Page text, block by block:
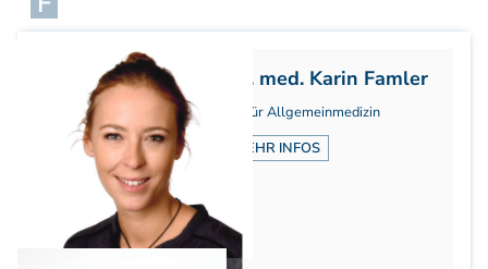
Aufbaukurs Modul 8
Fortbildung & Zusatzkurse
Refresherkurse Manuelle Medizin
Kinesio-Sport-Taping
Krankengymnastik am Gerät
CMD
PNE - Pain Neuroscience Education
Fortbildung - Osteopathie
Dr. med. Karin Famler
FA für Allgemeinmedizin
MEHR INFOS